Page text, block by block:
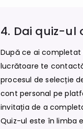
4. Dai quiz-ul
După ce ai completat
lucrătoare te
procesul de selecție
cont personal pe
invitația de a
Quiz-ul este în limba